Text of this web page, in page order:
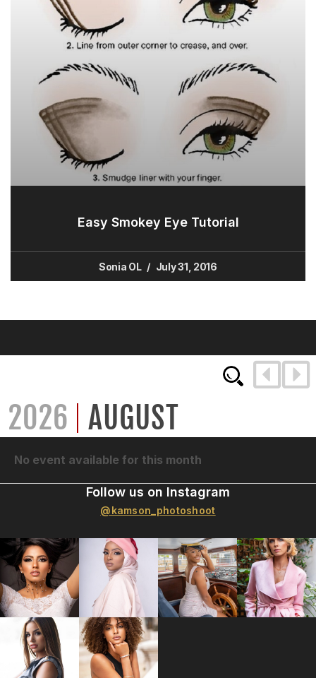
Easy Smokey Eye Tutorial
Sonia OL July 31, 2016
AUGUST
2026
No event available for this month
Follow us on Instagram
@kamson_photoshoot